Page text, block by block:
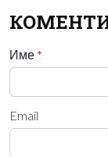
Име *
Email